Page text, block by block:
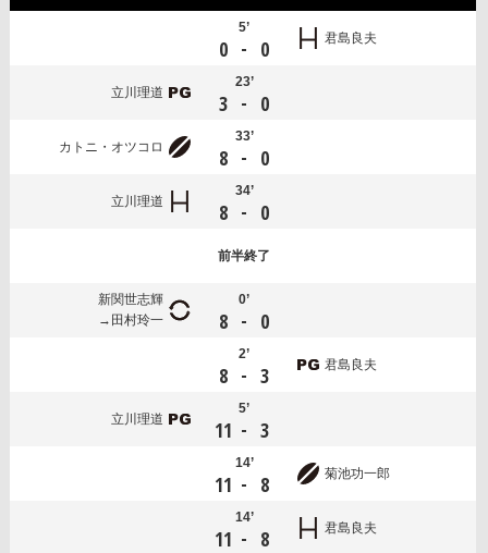
5’
0 - 0 君島良夫
立川理道
23’
3 - 0
カトニ・オツコロ
33’
8 - 0
立川理道
34’
8 - 0
前半終了
新関世志輝
田村玲一
0’
8 - 0
2’
8 - 3 君島良夫
立川理道
5’
11 - 3
14’
11 - 8 菊池功一郎
14’
11 - 8 君島良夫